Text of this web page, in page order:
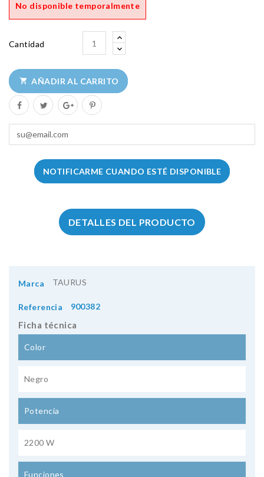
No disponible temporalmente
Cantidad
 AÑADIR AL CARRITO
NOTIFICARME CUANDO ESTÉ DISPONIBLE
DETALLES DEL PRODUCTO
Marca TAURUS
Referencia 900382
Ficha técnica
Color
Negro
Potencia
2200 W
Funciones